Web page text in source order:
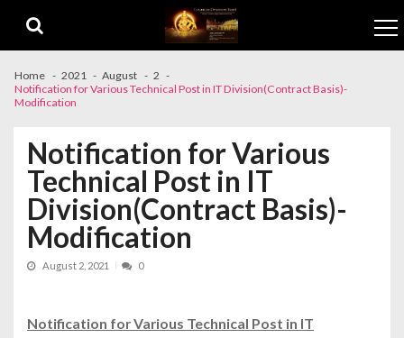
Home 2021 August
2
Notification for Various Technical Post in IT Division(Contract Basis)-
Modification
Notification for Various
Technical Post in IT
Division(Contract Basis)-
Modification
August 2, 2021 0
Notification for Various Technical Post in IT